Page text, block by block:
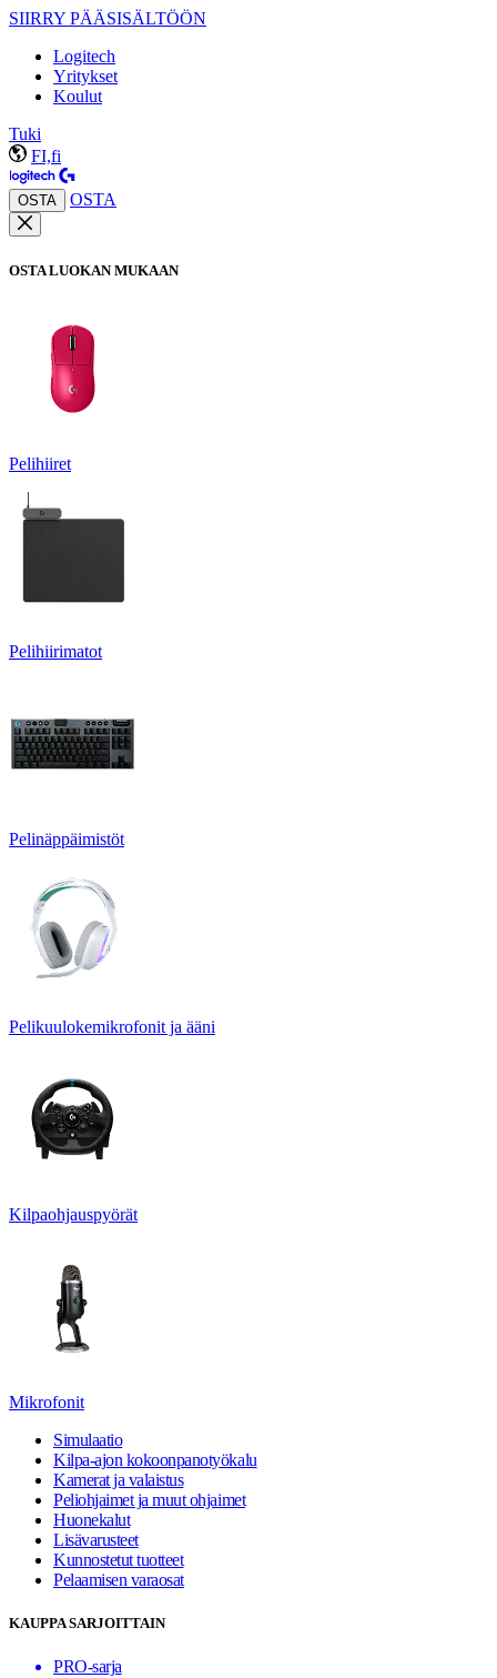
SIIRRY PÄÄSISÄLTÖÖN
Logitech
Yritykset
Koulut
Tuki
FI,fi
OSTA OSTA
OSTA LUOKAN MUKAAN
Pelihiiret
Pelihiirimatot
Pelinäppäimistöt
Pelikuulokemikrofonit ja ääni
Kilpaohjauspyörät
Mikrofonit
Simulaatio
Kilpa-ajon kokoonpanotyökalu
Kamerat ja valaistus
Peliohjaimet ja muut ohjaimet
Huonekalut
Lisävarusteet
Kunnostetut tuotteet
Pelaamisen varaosat
KAUPPA SARJOITTAIN
PRO-sarja